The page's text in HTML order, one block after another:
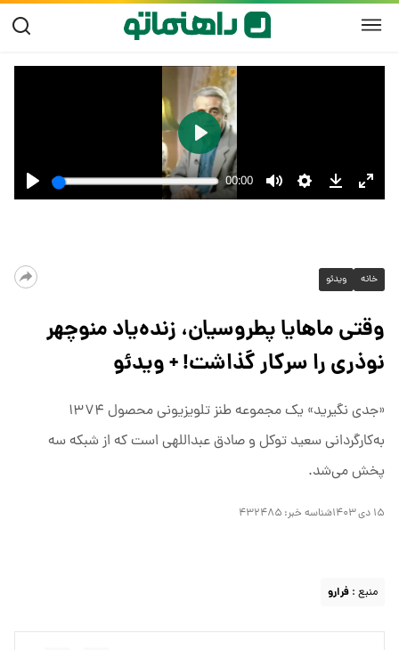
خانه ویدئو
وقتی ماهایا پطروسیان، زنده‌یاد منوچهر
نوذری را سرکار گذاشت! + ویدئو
«جدی نگیرید» یک مجموعه طنز تلویزیونی محصول ۱۳۷۴
به‌کارگردانی سعید توکل و صادق عبداللهی است که از شبکه سه
پخش می‌شد.
۱۵ دی ۱۴۰۳ شناسه خبر: ۴۳۲۴۸۵
منبع : فرارو